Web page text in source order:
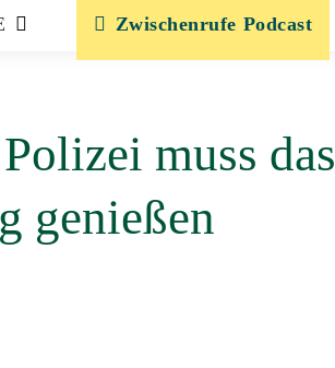
Zwischenrufe
muss das
genießen